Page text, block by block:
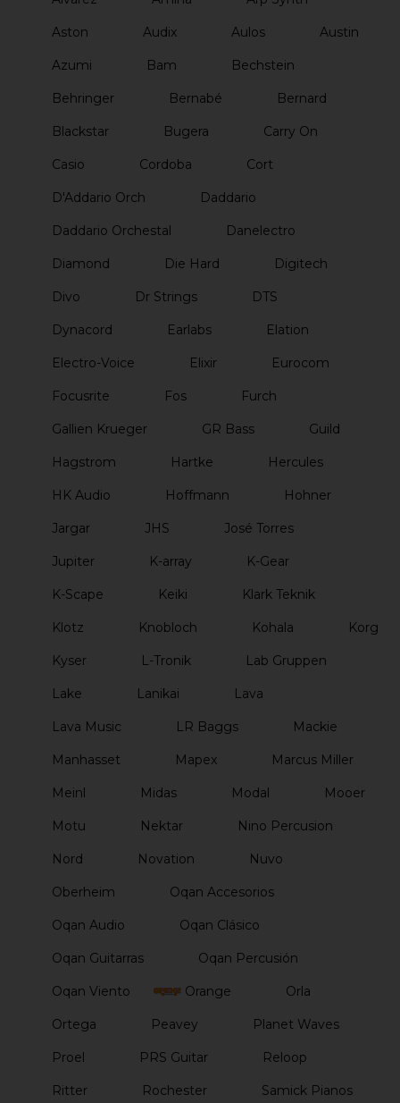
Aston Audix Aulos Austin
Azumi Bam Bechstein
Behringer Bernabé Bernard
Blackstar Bugera Carry On
Casio Cordoba Cort
D'Addario Orch Daddario
Daddario Orchestal Danelectro
Diamond Die Hard Digitech
Divo Dr Strings DTS
Dynacord Earlabs Elation
Electro-Voice Elixir Eurocom
Focusrite Fos Furch
Gallien Krueger GR Bass Guild
Hagstrom Hartke Hercules
HK Audio Hoffmann Hohner
Jargar JHS José Torres
Jupiter K-array K-Gear
K-Scape Keiki Klark Teknik
Klotz Knobloch Kohala Korg
Kyser L-Tronik Lab Gruppen
Lake Lanikai Lava
Lava Music LR Baggs Mackie
Manhasset Mapex Marcus Miller
Meinl Midas Modal Mooer
Motu Nektar Nino Percusion
Nord Novation Nuvo
Oberheim Oqan Accesorios
Oqan Audio Oqan Clásico
Oqan Guitarras Oqan Percusión
Oqan Viento Orange Orla
Ortega Peavey Planet Waves
Proel PRS Guitar Reloop
Ritter Rochester Samick Pianos